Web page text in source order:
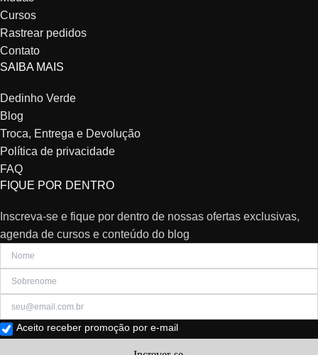
Cursos
Rastrear pedidos
Contato
SAIBA MAIS
Dedinho Verde
Blog
Troca, Entrega e Devolução
Política de privacidade
FAQ
FIQUE POR DENTRO
Inscreva-se e fique por dentro de nossas ofertas exclusivas,
agenda de cursos e conteúdo do blog
Aceito receber promoção por e-mail